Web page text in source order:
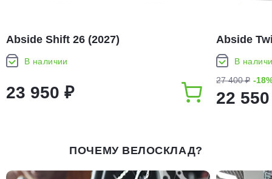
Abside Shift 26 (2027)
В наличии
23 950 ₽
Abside
В
27 400 ₽ -
22
ПОЧЕМУ ВЕЛОСКЛАД?